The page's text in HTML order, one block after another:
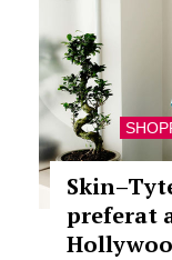
preferat